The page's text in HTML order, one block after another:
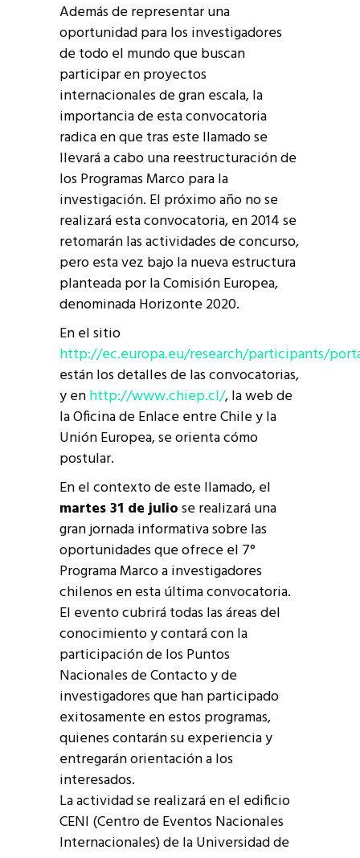
Además de representar una
oportunidad para los investigadores
de todo el mundo que buscan
participar en proyectos
internacionales de gran escala, la
importancia de esta convocatoria
radica en que tras este llamado se
llevará a cabo una reestructuración de
los Programas Marco para la
investigación. El próximo año no se
realizará esta convocatoria, en 2014 se
retomarán las actividades de concurso,
pero esta vez bajo la nueva estructura
planteada por la Comisión Europea,
denominada Horizonte 2020.
En el sitio
http://ec.europa.eu/research/participants/
están los detalles de las convocatorias,
y enhttp://www.chiep.cl/, la web de
la Oficina de Enlace entre Chile y la
Unión Europea, se orienta cómo
postular.
En el contexto de este llamado, el
martes 31 de juliose realizará una
gran jornada informativa sobre las
oportunidades que ofrece el 7°
Programa Marco a investigadores
chilenos en esta última convocatoria.
El evento cubrirá todas las áreas del
conocimiento y contará con la
participación de los Puntos
Nacionales de Contacto y de
investigadores que han participado
exitosamente en estos programas,
quienes contarán su experiencia y
entregarán orientación a los
interesados.
La actividad se realizará en el edificio
CENI (Centro de Eventos Nacionales
Internacionales) de la Universidad de